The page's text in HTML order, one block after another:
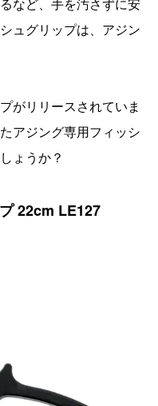
ュグリップは、アジン
がリリースされていま
アジング専用フィッシ
ょうか？
22cm LE127